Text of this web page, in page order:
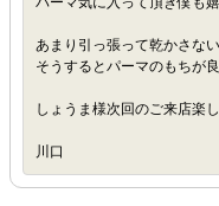
あまり引っ張って乾かさな
そうするとパーマのもちが
しょうま様次回のご来店楽
川口